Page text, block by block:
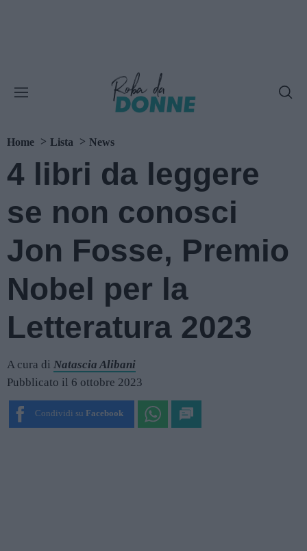
Home Lista News
4 libri da leggere
se non conosci
Jon Fosse, Premio
Nobel per la
Letteratura 2023
A cura di Natascia Alibani
Pubblicato il 6 ottobre 2023
Condividi su Facebook